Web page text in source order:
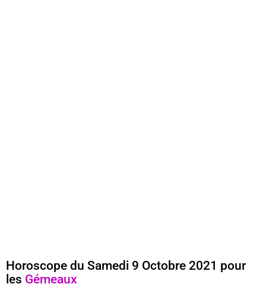
Horoscope du Samedi 9 Octobre 2021 pour
les Gémeaux